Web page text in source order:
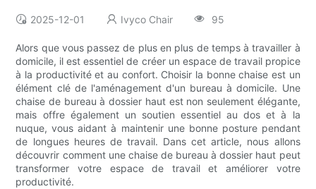
2025-12-01 Ivyco Chair 95
Alors que vous passez de plus en plus de temps à travailler à
domicile, il est essentiel de créer un espace de travail propice
à la productivité et au confort. Choisir la bonne chaise est un
élément clé de l'aménagement d'un bureau à domicile. Une
chaise de bureau à dossier haut est non seulement élégante,
mais offre également un soutien essentiel au dos et à la
nuque, vous aidant à maintenir une bonne posture pendant
de longues heures de travail. Dans cet article, nous allons
découvrir comment une chaise de bureau à dossier haut peut
transformer votre espace de travail et améliorer votre
productivité.